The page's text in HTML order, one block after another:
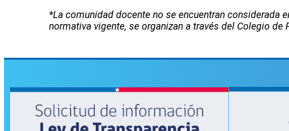
*La comunidad docente no se encuentran considerada
normativa vigente, se organizan a través del Colegio de